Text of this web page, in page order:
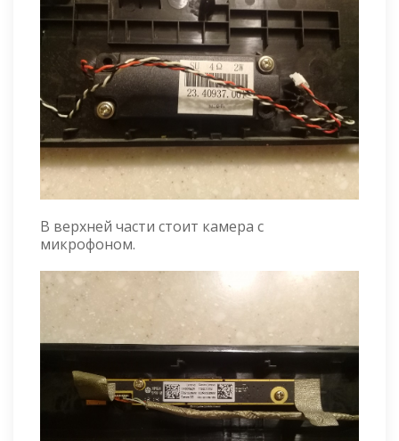
В верхней части стоит камера с
микрофоном.